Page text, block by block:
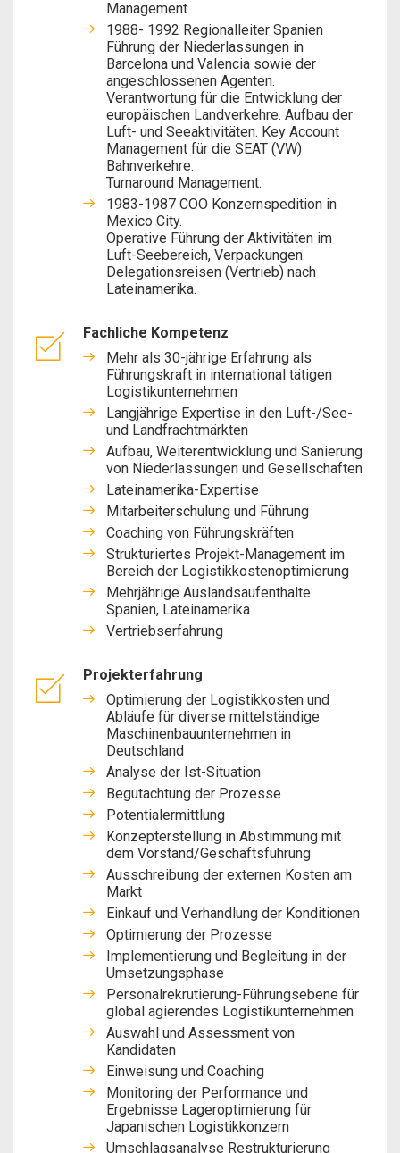
Management.
1988- 1992 Regionalleiter Spanien
Führung der Niederlassungen in
Barcelona und Valencia sowie der
angeschlossenen Agenten.
Verantwortung für die Entwicklung der
europäischen Landverkehre. Aufbau der
Luft- und Seeaktivitäten. Key Account
Management für die SEAT (VW)
Bahnverkehre.
Turnaround Management.
1983-1987 COO Konzernspedition in
Mexico City.
Operative Führung der Aktivitäten im
Luft-Seebereich, Verpackungen.
Delegationsreisen (Vertrieb) nach
Lateinamerika.
Fachliche Kompetenz
Mehr als 30-jährige Erfahrung als
Führungskraft in international tätigen
Logistikunternehmen
Langjährige Expertise in den Luft-/See-
und Landfrachtmärkten
Aufbau, Weiterentwicklung und Sanierung
von Niederlassungen und Gesellschaften
Lateinamerika-Expertise
Mitarbeiterschulung und Führung
Coaching von Führungskräften
Strukturiertes Projekt-Management im
Bereich der Logistikkostenoptimierung
Mehrjährige Auslandsaufenthalte:
Spanien, Lateinamerika
Vertriebserfahrung
Projekterfahrung
Optimierung der Logistikkosten und
Abläufe für diverse mittelständige
Maschinenbauunternehmen in
Deutschland
Analyse der Ist-Situation
Begutachtung der Prozesse
Potentialermittlung
Konzepterstellung in Abstimmung mit
dem Vorstand/Geschäftsführung
Ausschreibung der externen Kosten am
Markt
Einkauf und Verhandlung der Konditionen
Optimierung der Prozesse
Implementierung und Begleitung in der
Umsetzungsphase
Personalrekrutierung-Führungsebene für
global agierendes Logistikunternehmen
Auswahl und Assessment von
Kandidaten
Einweisung und Coaching
Monitoring der Performance und
Ergebnisse Lageroptimierung für
Japanischen Logistikkonzern
Umschlagsanalyse Restrukturierung